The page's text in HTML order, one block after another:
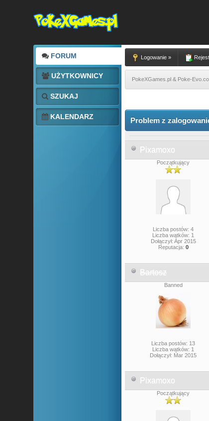
FORUM
UŻYTKOWNICY
SZUKAJ
KALENDARZ
Logowanie »
PokeXGames.pl & Poke-
0 głosów - średnia: 0
1
2
3
4
5
Problem z
Pixamoxo
Początkujący
Liczba postów: 4
Liczba wątków: 1
Dołączył: Apr 2015
Reputacja: 0
Bartosz
Banned
Liczba postów: 13
Liczba wątków: 1
Dołączył: Mar 2015
Pixamoxo
Początkujący